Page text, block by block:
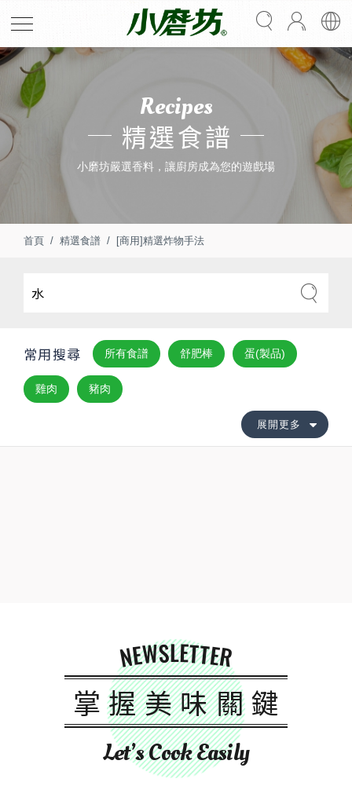
Recipes
精選食譜
小磨坊嚴選香料，讓廚房成為您的遊戲場
首頁 精選食譜 [商用]精選炸物手法
常用搜尋 所有食譜 舒肥棒 蛋(製品)
雞肉 豬肉
展開更多
NEWSLETTER
掌握美味關鍵
Let’s Cook Easily